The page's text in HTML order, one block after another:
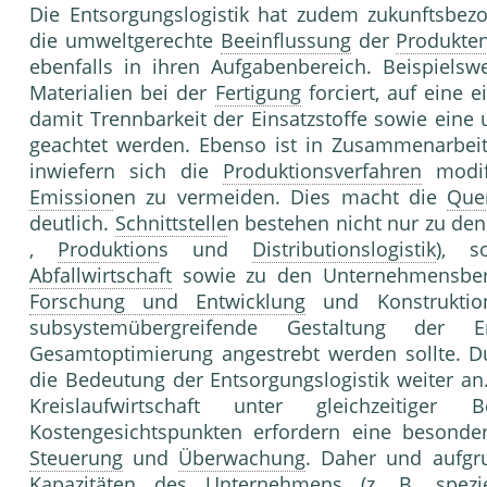
Die Entsorgungslogistik hat zudem
die umweltgerechte Beeinflussungder
ebenfalls in ihren Aufgabenbereich.
Materialien bei der Fertigungforciert, auf eine
damit Trennbarkeit der Einsatzstoffe sowie
geachtet werden. Ebenso ist in
inwiefern sich die Produktionsverfahren
Emissionen zu vermeiden. Dies macht die
deutlich. Schnittstellen bestehen nicht nur zu
, Produktions und Distributionslogistik),
Abfallwirtschaft sowie zu den
Forschung und Entwicklung und
subsystemübergreifende Gestaltung der
Gesamtoptimierung angestrebt werden sollte.
die Bedeutung der Entsorgungslogistik weiter
Kreislaufwirtschaft unter gleichzeitiger
Kostengesichtspunkten erfordern eine
Steuerung und Überwachung. Daher und